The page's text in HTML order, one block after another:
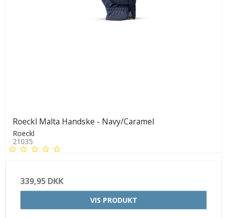
Roeckl Malta Handske - Navy/Caramel
Roeckl
21035
339,95 DKK
VIS PRODUKT